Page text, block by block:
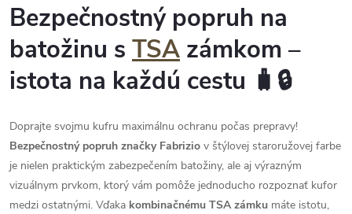
Bezpečnostný popruh na
batožinu s TSA zámkom –
istota na každú cestu 🧳🔒
Doprajte svojmu kufru maximálnu ochranu počas prepravy!
Bezpečnostný popruh značky Fabrizio v štýlovej staroružovej farbe
je nielen praktickým zabezpečením batožiny, ale aj výrazným
vizuálnym prvkom, ktorý vám pomôže jednoducho rozpoznať kufor
medzi ostatnými. Vďaka kombinačnému TSA zámku máte istotu,